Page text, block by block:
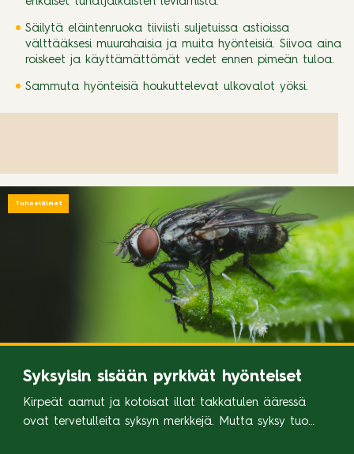
Säilytä eläintenruoka tiiviisti suljetuissa astioissa
välttääksesi muurahaisia ja muita hyönteisiä. Siivoa aina
roiskeet ja käyttämättömät vedet ennen pimeän tuloa.
Sammuta hyönteisiä houkuttelevat ulkovalot yöksi.
Syksyisin sisään pyrkivät hyönteiset
Kirpeät aamut ja kotoisat illat takkatulen ääressä
ovat tervetulleita syksyn merkkejä. Mutta syksy tuo
Tuhoeläimet